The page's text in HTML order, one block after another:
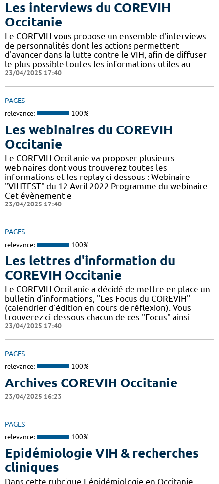
Les interviews du COREVIH
Occitanie
Le COREVIH vous propose un ensemble d'interviews
de personnalités dont les actions permettent
d'avancer dans la lutte contre le VIH, afin de diffuser
le plus possible toutes les informations utiles au
23/04/2025 17:40
PAGES
relevance: 100%
Les webinaires du COREVIH
Occitanie
Le COREVIH Occitanie va proposer plusieurs
webinaires dont vous trouverez toutes les
informations et les replay ci-dessous : Webinaire
"VIHTEST" du 12 Avril 2022 Programme du webinaire
Cet évènement e
23/04/2025 17:40
PAGES
relevance: 100%
Les lettres d'information du
COREVIH Occitanie
Le COREVIH Occitanie a décidé de mettre en place un
bulletin d'informations, "Les Focus du COREVIH"
(calendrier d'édition en cours de réflexion). Vous
trouverez ci-dessous chacun de ces "Focus" ainsi
23/04/2025 17:40
PAGES
relevance: 100%
Archives COREVIH Occitanie
23/04/2025 16:23
PAGES
relevance: 100%
Epidémiologie VIH & recherches
cliniques
Dans cette rubrique L'épidémiologie en Occitanie